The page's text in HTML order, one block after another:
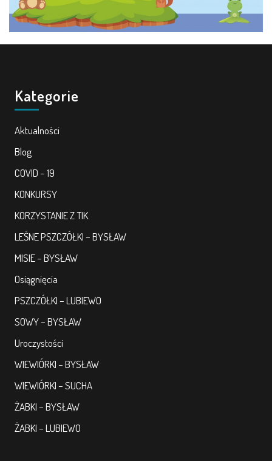
MISIE – BYSŁAW
ŻABKI – LUBIEWO
STATUT I STANDARDY
OCHRONY MAŁOLETNICH
PROCEDURY I REGULAMINY
DEKLARACJA DOSTĘPNOŚCI
RADOŚĆ – ZABAWA – NAUKA
NASZA KONCEPCJA
Kategorie
Aktualności
Blog
COVID – 19
KONKURSY
KORZYSTANIE Z TIK
LEŚNE PSZCZÓŁKI – BYSŁAW
MISIE – BYSŁAW
Osiągnięcia
PSZCZÓŁKI – LUBIEWO
SOWY – BYSŁAW
Uroczystości
WIEWIÓRKI – BYSŁAW
WIEWIÓRKI – SUCHA
ŻABKI – BYSŁAW
ŻABKI – LUBIEWO